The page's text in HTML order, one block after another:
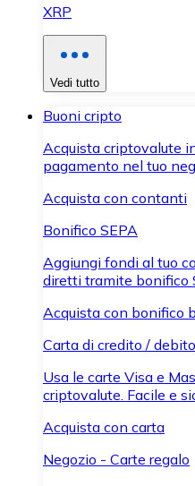
XRP
Vedi tutto
Buoni cripto
Acquista criptovalute
pagamento nel tuo
Acquista con contanti
Bonifico SEPA
Aggiungi fondi al tuo
diretti tramite bonifico
Acquista con bonifico
Carta di credito / debito
Usa le carte Visa e
criptovalute. Facile e
Acquista con carta
Negozio - Carte regalo